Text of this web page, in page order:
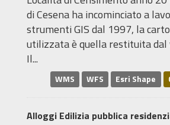
di Cesena ha incominciato a
strumenti GIS dal 1997, la
utilizzata è quella restituita dal
Il...
WMS WFS Esri Shape
Alloggi Edilizia pubblica